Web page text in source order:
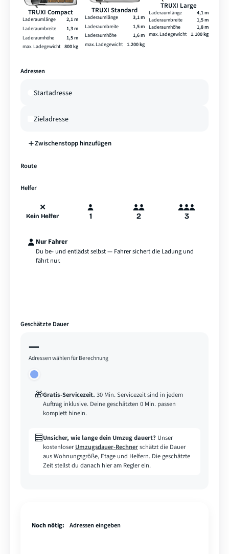
TRUXI Compact
Laderaumlänge
2,1 m
Laderaumbreite
1,3 m
Laderaumhöhe
1,5 m
max. Ladegewicht 800 kg
TRUXI Standard
Laderaumlänge
3,1 m
Laderaumbreite
1,5 m
Laderaumhöhe
1,6 m
max. Ladegewicht
1.200 kg
TRUXI Large
Laderaumlänge
4,1 m
Laderaumbreite
1,5 m
Laderaumhöhe
1,8 m
max. Ladegewicht 1.100 kg
Adressen
Zwischenstopp hinzufügen
Route
Helfer
✕
Kein Helfer 1 2 3
Nur Fahrer
Du be- und entlädst selbst — Fahrer sichert die Ladung und
fährt nur.
Geschätzte Dauer
—
Adressen wählen für Berechnung
🎁Gratis-Servicezeit. 30 Min. Servicezeit sind in jedem
Auftrag inklusive. Deine geschätzten 0 Min. passen
komplett hinein.
🧮Unsicher, wie lange dein Umzug dauert? Unser
kostenloserUmzugsdauer-Rechnerschätzt die Dauer
aus Wohnungsgröße, Etage und Helfern. Die geschätzte
Zeit stellst du danach hier am Regler ein.
Noch nötig: Adressen eingeben